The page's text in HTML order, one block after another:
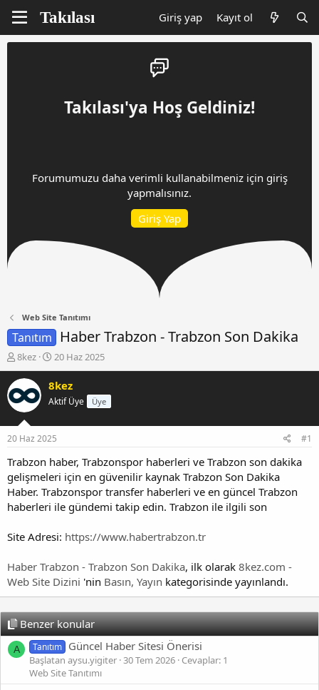
Giriş yap Kayıt ol
Takılası'ya Hoş Geldiniz!
Forumumuzu daha verimli kullanabilmeniz için giriş
yapmalısınız.
Giriş Yap
Web Site Tanıtımı
Tanıtım Haber Trabzon - Trabzon Son Dakika
K
o
n
b
u
y
u
a
ş
l
a
t
n
8kez
B
a
ş
l
a
g
ç
a
r
i
i
20 Haz 2025
8kez
Aktif Üye Üye
20 Haz 2025 #1
Trabzon haber, Trabzonspor haberleri ve Trabzon son dakika
gelişmeleri için en güvenilir kaynak Trabzon Son Dakika
Haber. Trabzonspor transfer haberleri ve en güncel Trabzon
haberleri ile gündemi takip edin. Trabzon ile ilgili son
Site Adresi: https://www.habertrabzon.tr
Haber Trabzon - Trabzon Son Dakika, ilk olarak 8kez.com -
Web Site Dizini 'nin Basın, Yayın kategorisinde yayınlandı.
Benzer konular
A Tanıtım Güncel Haber Sitesi Önerisi
Başlatan aysu.yigiter 30 Tem 2026 Cevaplar: 1
Web Site Tanıtımı